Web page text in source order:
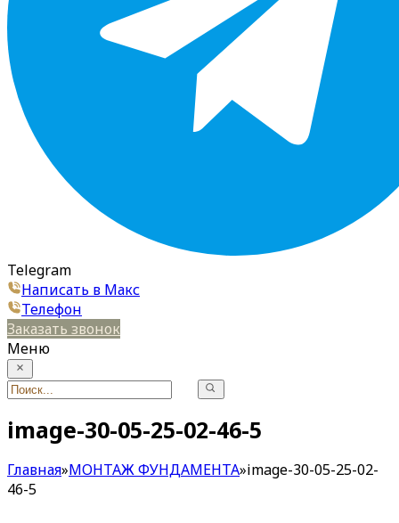
Telegram
Написать в Макс
Телефон
Заказать звонок
Меню
image-30-05-25-02-46-5
Главная»МОНТАЖ ФУНДАМЕНТА»image-30-05-25-02-
46-5